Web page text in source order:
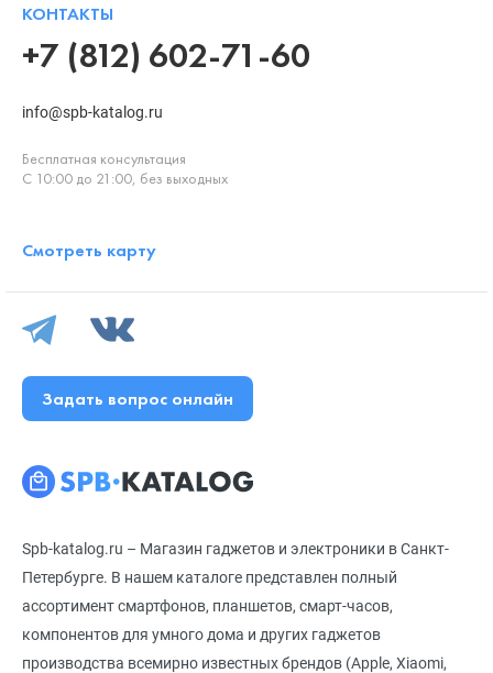
Spb-katalog.ru – Магазин гаджетов и электроники в Санкт-
Петербурге. В нашем каталоге представлен полный
ассортимент смартфонов, планшетов, смарт-часов,
компонентов для умного дома и других гаджетов
производства всемирно известных брендов (Apple, Xiaomi,
КОНТАКТЫ
+7 (812) 602-71-60
info@spb-katalog.ru
Бесплатная консультация
С 10:00 до 21:00, без выходных
Смотреть карту
Задать вопрос онлайн